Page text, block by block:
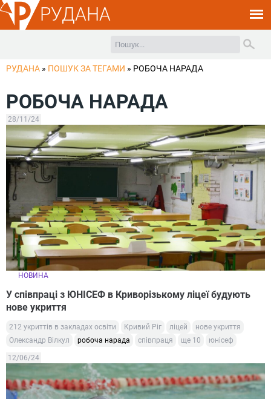
РУДАНА
РУДАНА » ПОШУК ЗА ТЕГАМИ » РОБОЧА НАРАДА
РОБОЧА НАРАДА
28/11/24
НОВИНА
У співпраці з ЮНІСЕФ в Криворізькому ліцеї будують
нове укриття
212 укриттів в закладах освіти Кривий Ріг ліцей
нове укриття
Олександр Вілкул
робоча нарада співпраця ще 10 юнісеф
12/06/24